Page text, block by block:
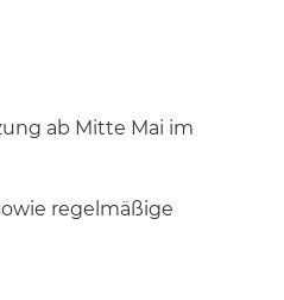
ab Mitte Mai im
regelmäßige